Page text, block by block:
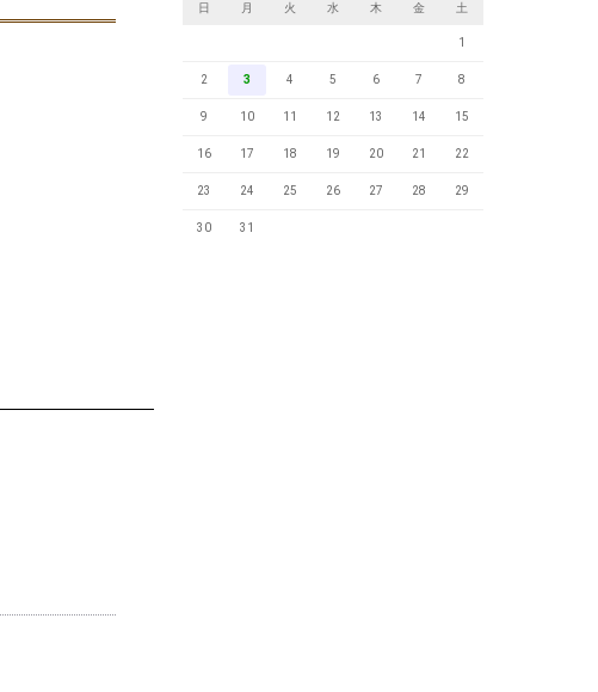
日 月 火 水 木 金 土
1
2 3 4 5 6 7 8
9 10 11 12 13 14 15
16 17 18 19 20 21 22
23 24 25 26 27 28 29
30 31